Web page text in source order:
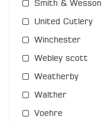
Smith & Wesson
United Cutlery
Winchester
Webley scott
Weatherby
Walther
Voehre